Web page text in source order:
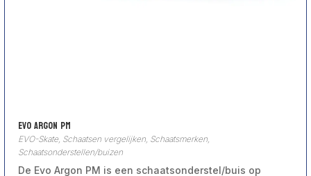
Evo Argon PM
EVO-Skate, Schaatsen vergelijken Schaatsmerken
Schaatsonderstellen/buizen
De Evo Argon PM is een schaatsonderstel/buis op